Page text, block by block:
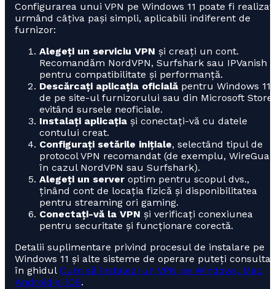
Configurarea unui VPN pe Windows 11 poate fi
urmând câțiva pași simpli, aplicabili indiferent de
furnizor:
Alegeți un serviciu VPN și creați un cont.
Recomandăm NordVPN, Surfshark sau IPVanish
pentru compatibilitate și performanță.
Descărcați aplicația oficială pentru Windows 11
de pe site-ul furnizorului sau din Microsoft Store,
evitând sursele neoficiale.
Instalați aplicația și conectați-vă cu datele
contului creat.
Configurați setările inițiale, selectând tipul de
protocol VPN recomandat (de exemplu,
în cazul NordVPN sau Surfshark).
Alegeți un server optim pentru scopul dvs.,
ținând cont de locația fizică și disponibilitatea
pentru streaming ori gaming.
Conectați-vă la VPN și verificați conexiunea
pentru securitate și funcționare corectă.
Detalii suplimentare privind procesul de instalare pe
Windows 11 și alte sisteme de operare puteți consulta
în ghidul Cum să instalezi un VPN pe Windows, Mac,
Android și iOS.